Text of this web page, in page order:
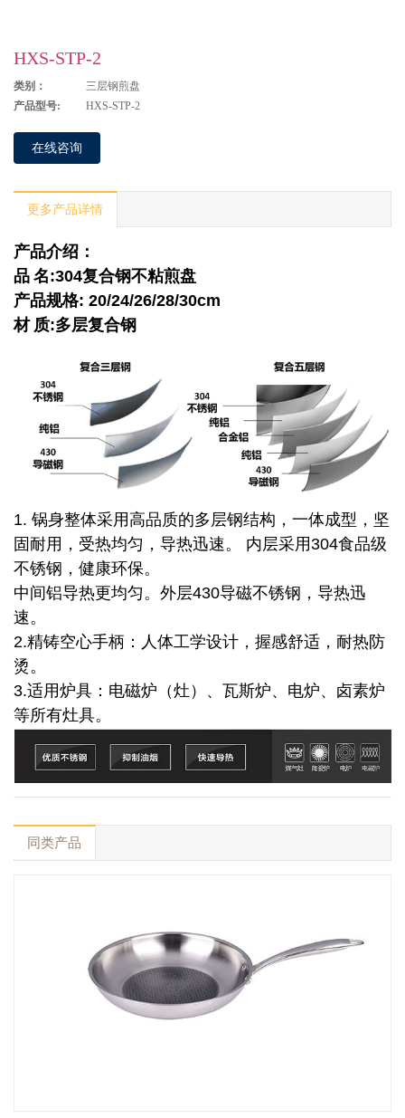
HXS-STP-2
类别：
三层钢煎盘
产品型号:
HXS-STP-2
在线咨询
更多产品详情
产品介绍：
品 名:304复合钢不粘煎盘
产品规格: 20/24/26/28/30cm
材 质:多层复合钢
1. 锅身整体采用高品质的多层钢结构，一体成型，坚
固耐用，受热均匀，导热迅速。 内层采用304食品级
不锈钢，健康环保。
中间铝导热更均匀。外层430导磁不锈钢，导热迅
速。
2.精铸空心手柄：人体工学设计，握感舒适，耐热防
烫。
3.适用炉具：电磁炉（灶）、瓦斯炉、电炉、卤素炉
等所有灶具。
同类产品